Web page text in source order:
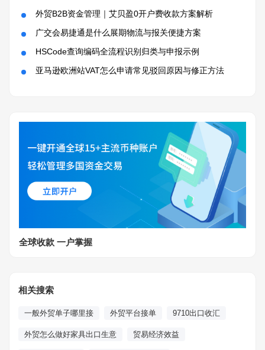
外贸B2B资金管理｜艾贝盈0开户费收款方案解析
广交会易捷通是什么展期物流与报关便捷方案
HSCode查询编码全流程识别归类与申报示例
亚马逊欧洲站VAT怎么申请常见驳回原因与修正方法
全球收款 一户掌握
相关搜索
一般外贸单子哪里接 外贸平台接单 9710出口收汇
外贸怎么做好家具出口生意 贸易经济效益